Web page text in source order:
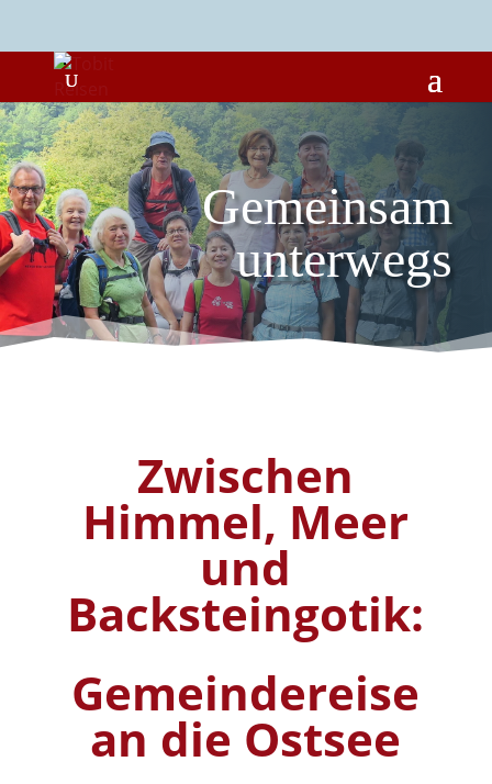
Gemeinsam
unterwegs
Zwischen
Himmel, Meer
und
Backsteingotik:
Gemeindereise
an die Ostsee